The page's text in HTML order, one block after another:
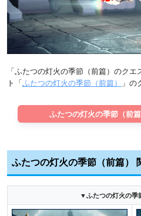
「ふたつの灯火の季節（前篇）のク
ト「 ふたつの灯火の季節（前篇） 」の
ふたつの灯火の季節（前
ふたつの灯火の季節（前篇）
▼ふたつの灯火の季